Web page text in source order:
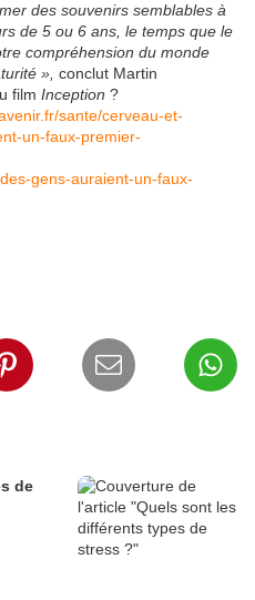
des souvenirs semblables à
de 5 ou 6 ans, le temps que le
compréhension du monde
», conclut Martin
film Inception ?
sante/cerveau-et-
un-faux-premier-
gens-auraient-un-faux-
de